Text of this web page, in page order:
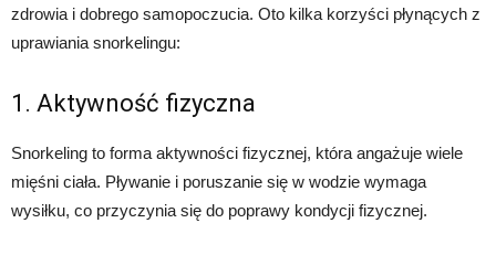
zdrowia i dobrego samopoczucia. Oto kilka korzyści płynących z
uprawiania snorkelingu:
1. Aktywność fizyczna
Snorkeling to forma aktywności fizycznej, która angażuje wiele
mięśni ciała. Pływanie i poruszanie się w wodzie wymaga
wysiłku, co przyczynia się do poprawy kondycji fizycznej.